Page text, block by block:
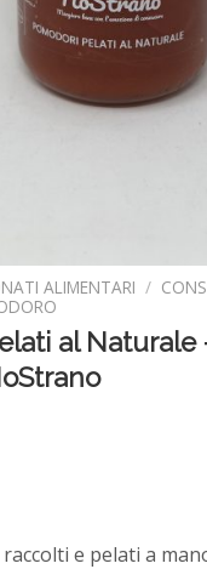
ALIMENTARI /
al Naturale
e pelati a